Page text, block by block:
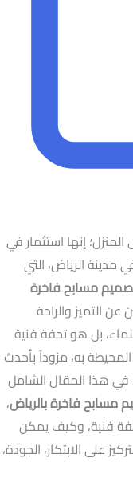
إنها استثمار في
مدينة الرياض، التي
مسابح فاخرة
عن التميز والراحة
بل هو تحفة فنية
به، مزوداً بأحدث
في هذا المقال الشامل
مسابح فاخرة بالرياض،
فنية، وكيف يمكن
على الابتكار، الجودة،